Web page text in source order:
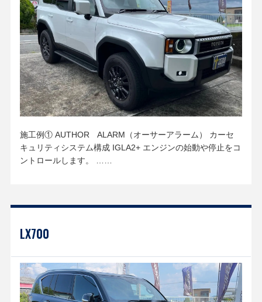
施工例① AUTHOR ALARM（オーサーアラーム） カーセ
キュリティシステム構成 IGLA2+ エンジンの始動や停止をコ
ントロールします。 ……
LX700